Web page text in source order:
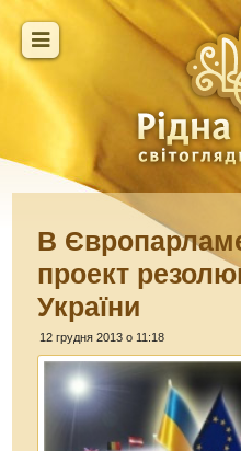
В
проект
України
12 грудня 2013 о 11:18